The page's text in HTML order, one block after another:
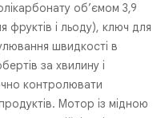
об’ємом 3,9
фруктів і льоду), ключ для
швидкості в
за хвилину і
контролювати
Мотор із мідною